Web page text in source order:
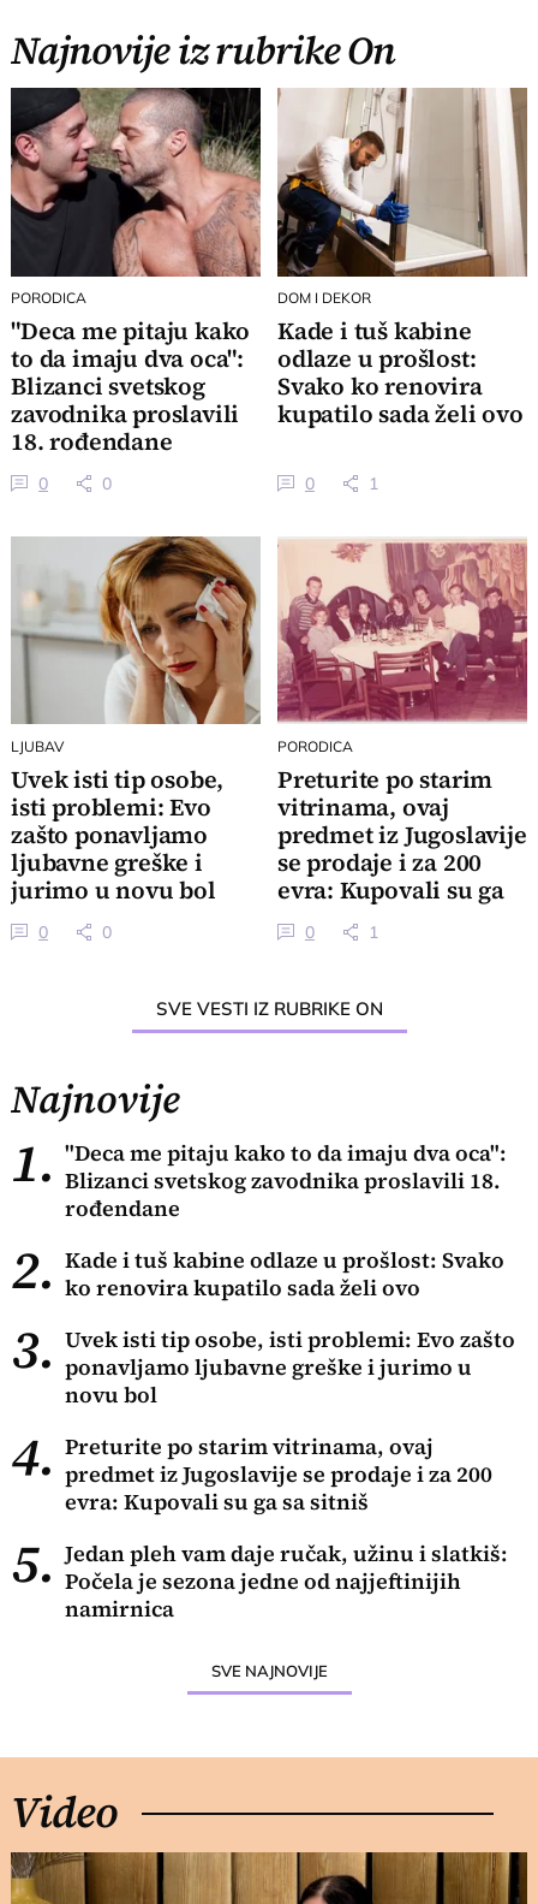
Najnovije iz rubrike On
PORODICA
"Deca me pitaju kako
to da imaju dva oca":
Blizanci svetskog
zavodnika proslavili
18. rođendane
0 0
DOM I DEKOR
Kade i tuš kabine
odlaze u prošlost:
Svako ko renovira
kupatilo sada želi ovo
0 1
LJUBAV
Uvek isti tip osobe,
isti problemi: Evo
zašto ponavljamo
ljubavne greške i
jurimo u novu bol
0 0
PORODICA
Preturite po starim
vitrinama, ovaj
predmet iz Jugoslavije
se prodaje i za 200
evra: Kupovali su ga
sa sitniš
0 1
SVE VESTI IZ RUBRIKE ON
Najnovije
1. "Deca me pitaju kako to da imaju dva oca":
Blizanci svetskog zavodnika proslavili 18.
rođendane
2. Kade i tuš kabine odlaze u prošlost: Svako
ko renovira kupatilo sada želi ovo
3. Uvek isti tip osobe, isti problemi: Evo zašto
ponavljamo ljubavne greške i jurimo u
novu bol
4. Preturite po starim vitrinama, ovaj
predmet iz Jugoslavije se prodaje i za 200
evra: Kupovali su ga sa sitniš
5. Jedan pleh vam daje ručak, užinu i slatkiš:
Počela je sezona jedne od najjeftinijih
namirnica
SVE NAJNOVIJE
Video